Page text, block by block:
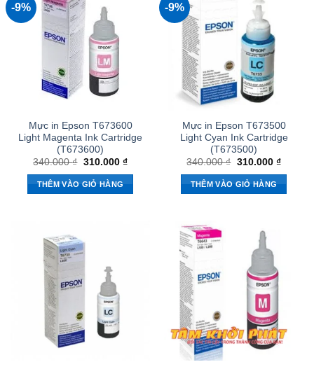
-9%
Mực in Epson T673600
Light Magenta Ink Cartridge
(T673600)
340.000₫ Giá
là:
340.000 ₫.
310.000 ₫Giá
THÊM VÀO GIỎ HÀNG
-9%
Mực in Epson T673500
Light Cyan Ink Cartridge
(T673500)
340.000₫ Giá
là:
340.000 ₫.
310.000 ₫Giá
THÊM VÀO GIỎ HÀNG